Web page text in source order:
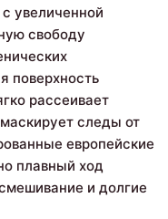
увеличенной
свободу
поверхность
рассеивает
следы от
европейские
плавный ход
и долгие